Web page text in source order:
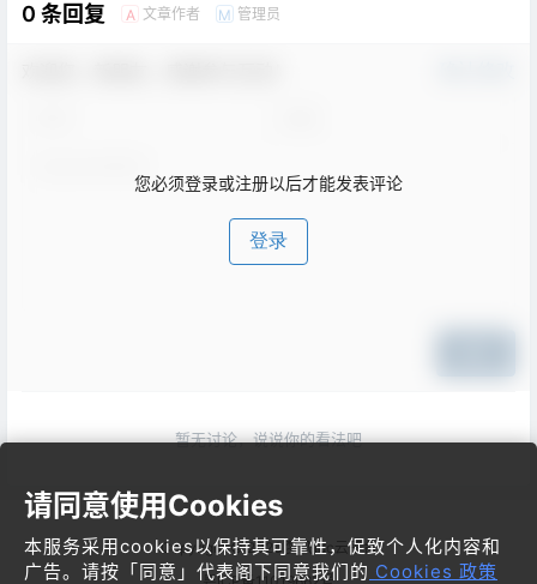
0 条回复 A 文章作者 M 管理员
您必须登录或注册以后才能发表评论
登录
暂无讨论，说说你的看法吧
Copyright © 2026梦飞idc云平台
请同意使用Cookies
本服务采用cookies以保持其可靠性，促致个人化内容和
广告。请按「同意」代表阁下同意我们的 Cookies 政策